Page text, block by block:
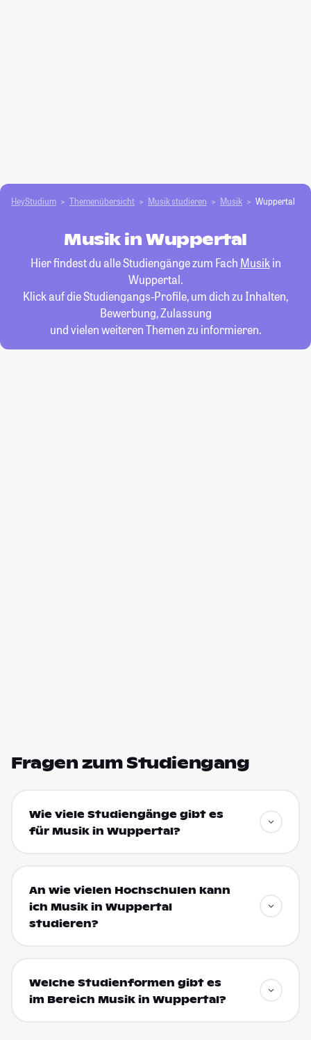
HeyStudium Themenübersicht Musik studieren Musik Wuppertal
Musik in Wuppertal
Hier findest du alle Studiengänge zum Fach Musikin
Wuppertal.
Klick auf die Studiengangs-Profile, um dich zu Inhalten,
Bewerbung, Zulassung
und vielen weiteren Themen zu informieren.
Fragen zum Studiengang
Wie viele Studiengänge gibt es
für Musik in Wuppertal?
An wie vielen Hochschulen kann
ich Musik in Wuppertal
studieren?
Welche Studienformen gibt es
im Bereich Musik in Wuppertal?